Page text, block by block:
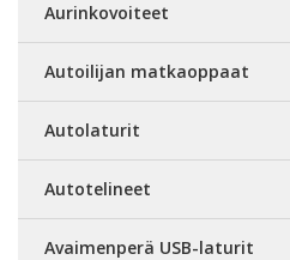
Aurinkovoiteet
Autoilijan matkaoppaat
Autolaturit
Autotelineet
Avaimenperä USB-laturit